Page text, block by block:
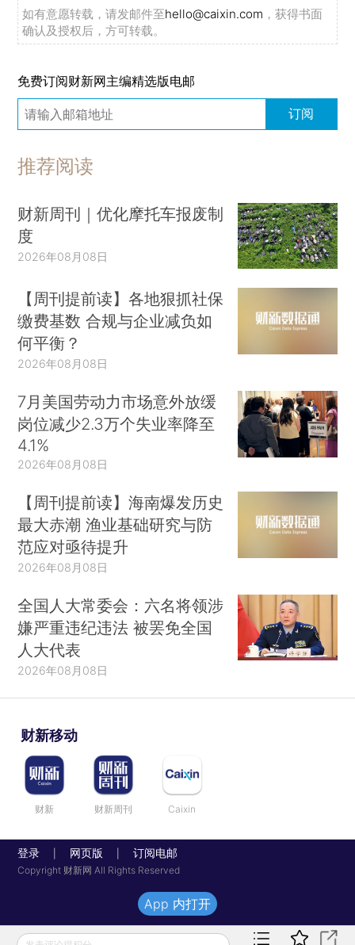
如有意愿转载，请发邮件至hello@caixin.com ，获得书面
确认及授权后，方可转载。
免费订阅财新网主编精选版电邮
订阅
推荐阅读
财新周刊｜优化摩托车报废制
度
2026年08月08日
【周刊提前读】各地狠抓社保
缴费基数 合规与企业减负如
何平衡？
2026年08月08日
7月美国劳动力市场意外放缓
岗位减少2.3万个失业率降至
4.1%
2026年08月08日
【周刊提前读】海南爆发历史
最大赤潮 渔业基础研究与防
范应对亟待提升
2026年08月08日
全国人大常委会：六名将领涉
嫌严重违纪违法 被罢免全国
人大代表
2026年08月08日
财新移动
财新 财新周刊 Caixin
登录 网页版 订阅电邮
Copyright 财新网 All Rights Reserved
App 内打开